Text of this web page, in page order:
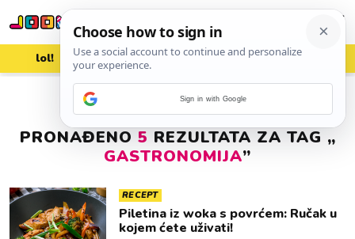
lol! aww vrh! woot?!
PRONAĐENO 5 REZULTATA ZA TAG „
GASTRONOMIJA”
RECEPT
Piletina iz woka s povrćem: Ručak u
kojem ćete uživati!
Sign in with Google